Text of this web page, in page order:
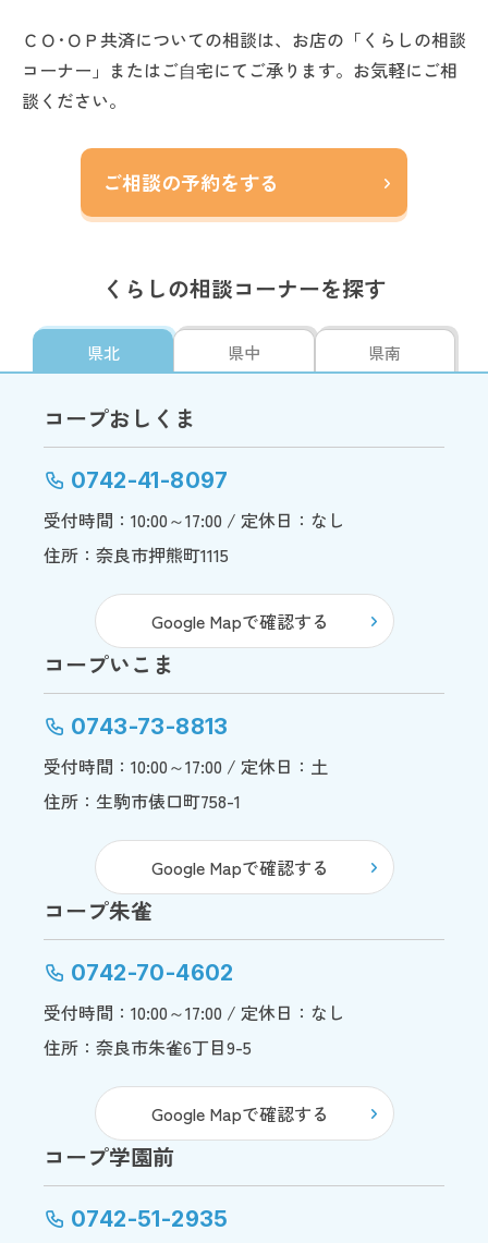
ＣＯ･ＯＰ共済についての相談は、お店の「くらしの相談
コーナー」またはご⾃宅にてご承ります。お気軽にご相
談ください。
ご相談の予約をする
くらしの相談コーナーを探す
県北 県中 県南
コープおしくま
0742-41-8097
受付時間：10:00～17:00 / 定休日：なし
住所：奈良市押熊町1115
Google Mapで確認する
コープいこま
0743-73-8813
受付時間：10:00～17:00 / 定休日：土
住所：生駒市俵口町758-1
Google Mapで確認する
コープ朱雀
0742-70-4602
受付時間：10:00～17:00 / 定休日：なし
住所：奈良市朱雀6丁目9-5
Google Mapで確認する
コープ学園前
0742-51-2935